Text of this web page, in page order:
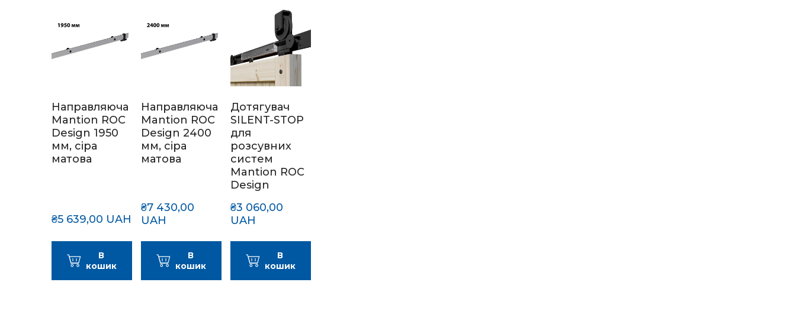
Направляюча
Mantion ROC
Design 1950
мм, сіра
матова
₴5 639,00 UAH
В
кошик
Направляюча
Mantion ROC
Design 2400
мм, сіра
матова
₴7 430,00
UAH
В
кошик
Дотягувач
SILENT-STOP
для
розсувних
систем
Mantion ROC
Design
₴3 060,00
UAH
В
кошик